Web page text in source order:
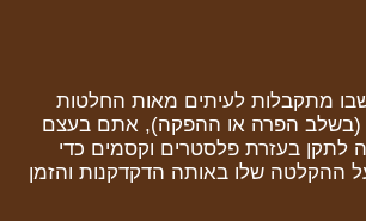
מתקבלות לעיתים מאות החלטות
(בשלב הפרה או ההפקה), אתם בעצם
בעזרת פלסטרים וקסמים כדי
ההקלטה שלו באותה הדקדקנות והזמן